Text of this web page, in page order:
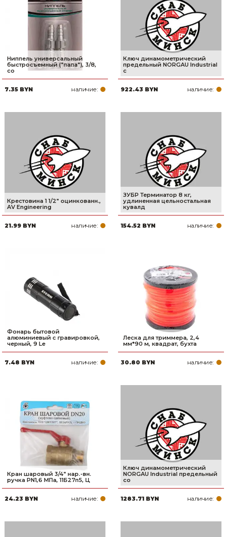
Ниппель универсальный
быстросъемный ("папа"), 3/8,
со
7.35 BYN наличие:
Ключ динамометрический
предельный NORGAU Industrial
с
922.43 BYN наличие:
Крестовина 1 1/2" оцинкованн.,
AV Engineering
21.99 BYN наличие:
ЗУБР Терминатор 8 кг,
удлиненная цельностальная
кувалд
154.52 BYN наличие:
Фонарь бытовой
алюминиевый с гравировкой,
черный, 9 Le
7.48 BYN наличие:
Леска для триммера, 2,4
мм*90 м, квадрат, бухта
30.80 BYN наличие:
Кран шаровый 3/4" нар.-вн.
ручка PN1,6 МПа, 11Б27п5, Ц
24.23 BYN наличие:
Ключ динамометрический
NORGAU Industrial предельный
со
1283.71 BYN наличие: